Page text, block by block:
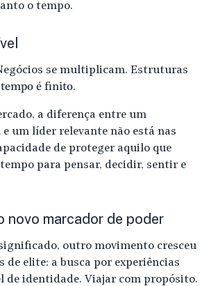
o tempo.
se multiplicam. Estruturas
tempo é finito.
a diferença entre um
um líder relevante não está nas
de proteger aquilo que
para pensar, decidir, sentir e
novo marcador de poder
outro movimento cresceu
de elite: a busca por experiências
de identidade. Viajar com propósito.